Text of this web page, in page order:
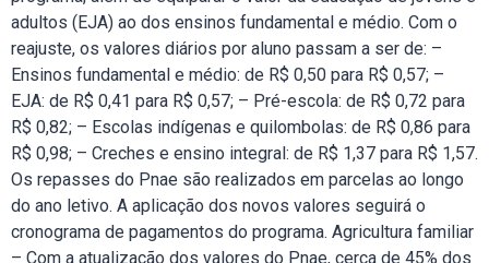
adultos (EJA) ao dos ensinos fundamental e médio. Com o
reajuste, os valores diários por aluno passam a ser de: –
Ensinos fundamental e médio: de R$ 0,50 para R$ 0,57; –
EJA: de R$ 0,41 para R$ 0,57; – Pré-escola: de R$ 0,72 para
R$ 0,82; – Escolas indígenas e quilombolas: de R$ 0,86 para
R$ 0,98; – Creches e ensino integral: de R$ 1,37 para R$ 1,57.
Os repasses do Pnae são realizados em parcelas ao longo
do ano letivo. A aplicação dos novos valores seguirá o
cronograma de pagamentos do programa. Agricultura familiar
– Com a atualização dos valores do Pnae, cerca de 45% dos